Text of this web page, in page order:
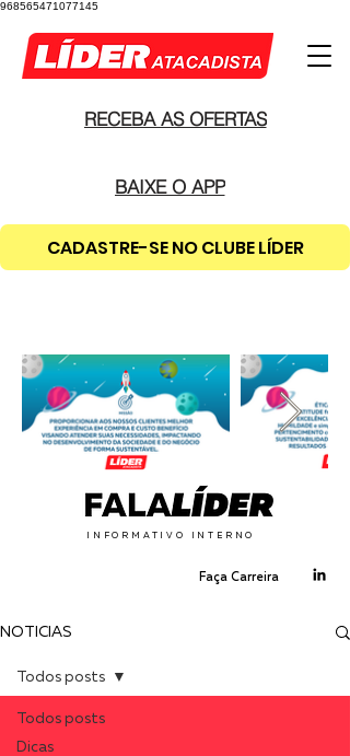
968565471077145
RECEBA AS OFERTAS
BAIXE O APP
CADASTRE-SE NO CLUBE LÍDER
INFORMATIVO INTERNO
Faça Carreira
NOTÍCIAS
Todos posts
Dicas
Todos posts